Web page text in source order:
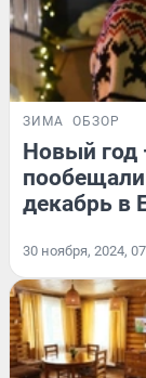
ЗИМА ОБЗОР
Новый год
декабрь в
30 ноября, 2024,